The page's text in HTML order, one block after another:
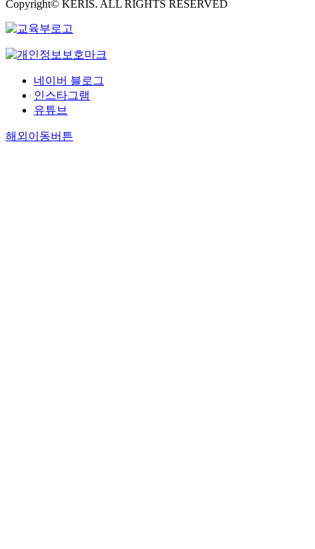
Copyright© KERIS. ALL RIGHTS RESERVED
네이버 블로그
인스타그램
유튜브
해외이동버튼